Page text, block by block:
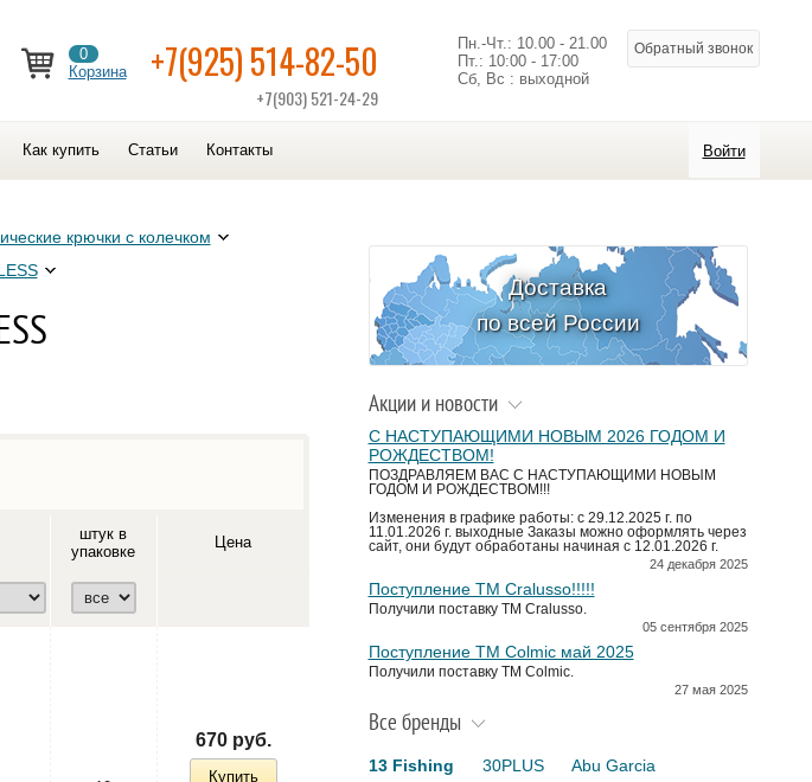
0
Корзина
+7(925) 514-82-50
+7(903) 521-24-29
Пн.-Чт.: 10.00 - 21.00
Пт.: 10:00 - 17:00
Сб, Вс : выходной
Обратный звонок
Как купить Статьи Контакты Войти
крючки с колечком
штук в
упаковке
Цена
670 руб.
Купить
Доставка
по всей России
Акции и новости
С НАСТУПАЮЩИМИ НОВЫМ 2026 ГОДОМ И
РОЖДЕСТВОМ!
ПОЗДРАВЛЯЕМ ВАС С НАСТУПАЮЩИМИ НОВЫМ
ГОДОМ И РОЖДЕСТВОМ!!!
Изменения в графике работы: с 29.12.2025 г. по
11.01.2026 г. выходные Заказы можно оформлять через
сайт, они будут обработаны начиная с 12.01.2026 г.
24 декабря 2025
Поступление TM Cralusso!!!!!
Получили поставку ТМ Cralusso.
05 сентября 2025
Поступление TM Colmic май 2025
Получили поставку ТМ Colmic.
27 мая 2025
Все бренды
13 Fishing 30PLUS
Abu Garcia